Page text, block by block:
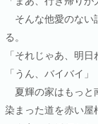
そんな他愛のない
る。
「それじゃあ、明日
「うん、バイバイ」
夏輝の家はもっと
染まった道を赤い屋